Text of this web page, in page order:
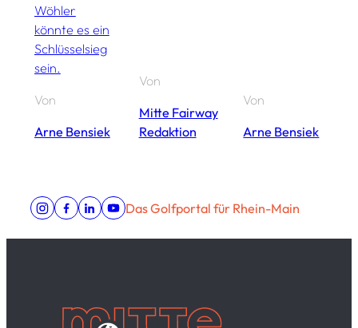
Wöhler
könnte es ein
Schlüsselsieg
sein.
Von
Arne Bensiek
Von
Mitte Fairway
Redaktion
Von
Arne Bensiek
Das Golfportal für Rhein-Main